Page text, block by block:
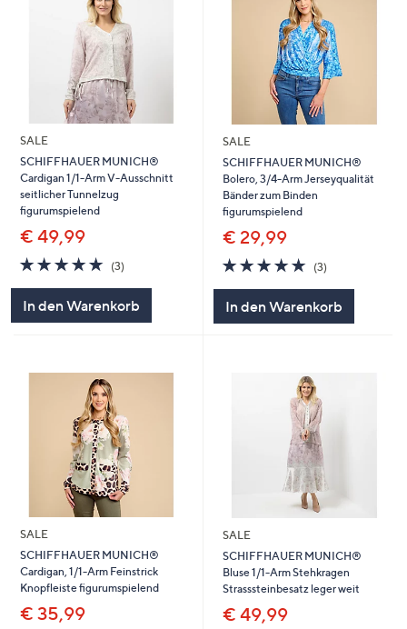
SALE
SCHIFFHAUER MUNICH®
Cardigan 1/1-Arm V-Ausschnitt
seitlicher Tunnelzug
figurumspielend
€ 49,99
4.7
von
5
(3)
In den Warenkorb
SALE
SCHIFFHAUER MUNICH®
Bolero, 3/4-Arm Jerseyqualität
Bänder zum Binden
figurumspielend
€ 29,99
4.7
von
5
(3)
In den Warenkorb
SALE
SCHIFFHAUER MUNICH®
Cardigan, 1/1-Arm Feinstrick
Knopfleiste figurumspielend
€ 35,99
SALE
SCHIFFHAUER MUNICH®
Bluse 1/1-Arm Stehkragen
Strasssteinbesatz leger weit
€ 49,99